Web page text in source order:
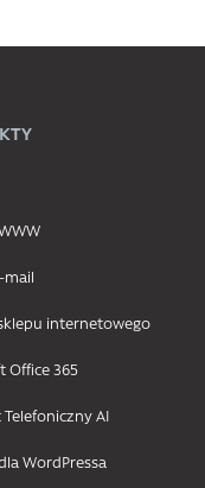
mail
internetowego
Office 365
AI
WordPressa